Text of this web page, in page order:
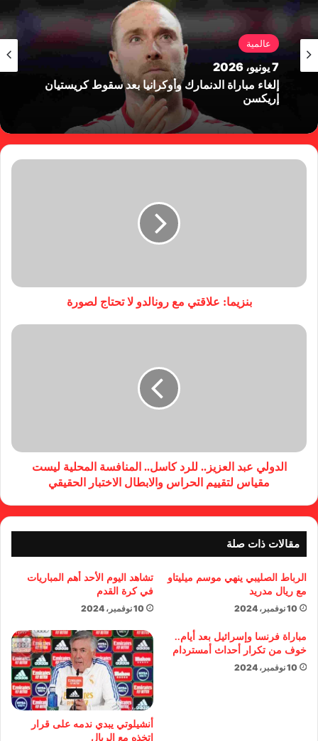
عالمية
7 يونيو، 2026
إلغاء مباراة الدنمارك وأوكرانيا بعد سقوط كريستيان
إريكسن
بنزيما: علاقتي مع رونالدو لا تحتاج لصورة
الدولي عبد العزيز.. للرد كاسل.. المنافسة المحلية ليست
مقياس لتقييم الحراس والابطال الاختبار الحقيقي
مقالات ذات صلة
الرباط الصليبي ينهي موسم ميليتاو
مع ريال مدريد
10 نوفمبر، 2024
تشاهد اليوم الأحد أهم المباريات
في كرة القدم
10 نوفمبر، 2024
مباراة فرنسا وإسرائيل بعد أيام..
خوف من تكرار أحداث أمستردام
10 نوفمبر، 2024
أنشيلوتي يبدي ندمه على قرار
اتخذه مع الريال